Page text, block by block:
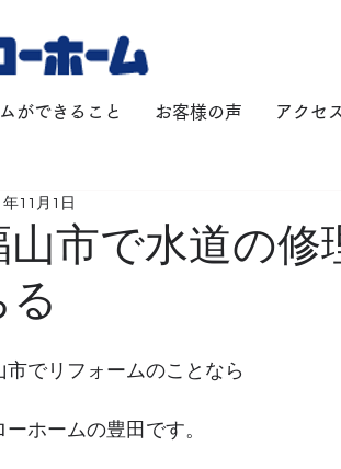
ができること お客様の声 アクセス
山市で水道の修
る
11月1日
市でリフォームのことなら
ーホームの豊田です。